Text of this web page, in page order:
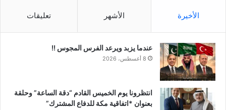
الأخيرة الأشهر تعليقات
عندما يزبد ويرعد الفرس المجوس !!
8 أغسطس، 2026
انتظرونا يوم الخميس القادم “دقة الساعة” وحلقة
بعنوان *اتفاقية مكة للدفاع المشترك”